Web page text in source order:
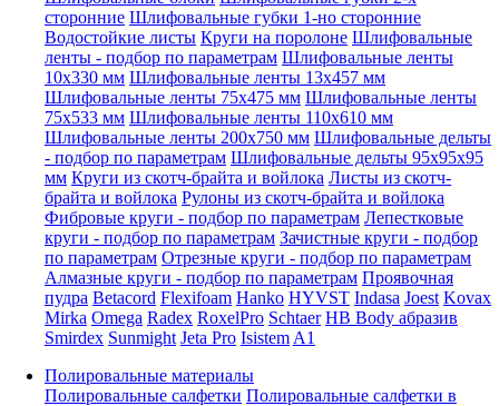
сторонние Шлифовальные губки 1-но сторонние
Водостойкие листы Круги на поролоне Шлифовальные
ленты - подбор по параметрам Шлифовальные ленты
10x330 мм Шлифовальные ленты 13x457 мм
Шлифовальные ленты 75x475 мм Шлифовальные ленты
75x533 мм Шлифовальные ленты 110x610 мм
Шлифовальные ленты 200x750 мм Шлифовальные дельты
- подбор по параметрам Шлифовальные дельты 95x95x95
мм Круги из скотч-брайта и войлока Листы из скотч-
брайта и войлока Рулоны из скотч-брайта и войлока
Фибровые круги - подбор по параметрам Лепестковые
круги - подбор по параметрам Зачистные круги - подбор
по параметрам Отрезные круги - подбор по параметрам
Алмазные круги - подбор по параметрам Проявочная
пудра Betacord Flexifoam Hanko HYVST Indasa Joest Kovax
Mirka Omega Radex RoxelPro Schtaer HB Body абразив
Smirdex Sunmight Jeta Pro Isistem A1
Полировальные материалы
Полировальные салфетки Полировальные салфетки в